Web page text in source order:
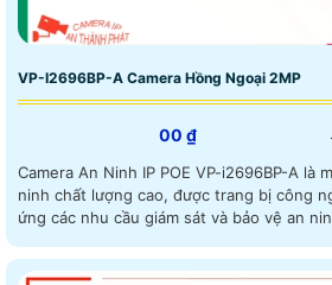
VP-I2696BP-A Camera Hồng Ngoại 2MP
00 ₫
Camera An Ninh IP POE VP-i2696BP-A là
ninh chất lượng cao, được trang bị công
ứng các nhu cầu giám sát và bảo vệ an